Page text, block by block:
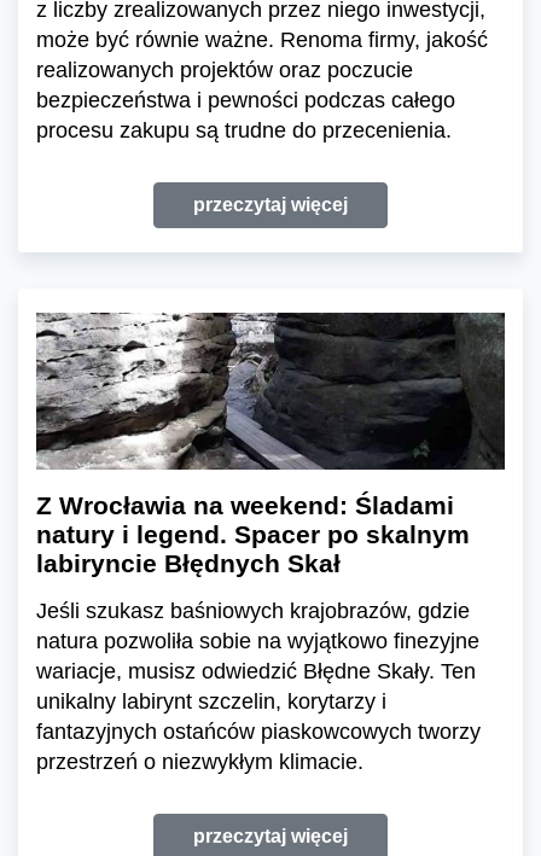
z liczby zrealizowanych przez niego inwestycji,
może być równie ważne. Renoma firmy, jakość
realizowanych projektów oraz poczucie
bezpieczeństwa i pewności podczas całego
procesu zakupu są trudne do przecenienia.
przeczytaj więcej
Z Wrocławia na weekend: Śladami
natury i legend. Spacer po skalnym
labiryncie Błędnych Skał
Jeśli szukasz baśniowych krajobrazów, gdzie
natura pozwoliła sobie na wyjątkowo finezyjne
wariacje, musisz odwiedzić Błędne Skały. Ten
unikalny labirynt szczelin, korytarzy i
fantazyjnych ostańców piaskowcowych tworzy
przestrzeń o niezwykłym klimacie.
przeczytaj więcej